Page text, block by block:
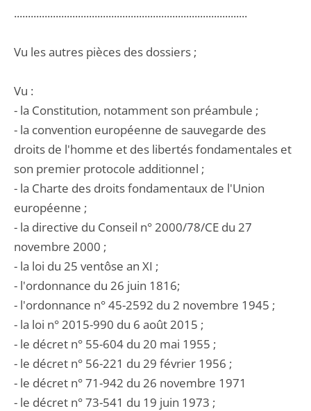
....................................................................................
Vu les autres pièces des dossiers ;
Vu :
- la Constitution, notamment son préambule ;
- la convention européenne de sauvegarde des
droits de l'homme et des libertés fondamentales et
son premier protocole additionnel ;
- la Charte des droits fondamentaux de l'Union
européenne ;
- la directive du Conseil n° 2000/78/CE du 27
novembre 2000 ;
- la loi du 25 ventôse an XI ;
- l'ordonnance du 26 juin 1816;
- l'ordonnance n° 45-2592 du 2 novembre 1945 ;
- la loi n° 2015-990 du 6 août 2015 ;
- le décret n° 55-604 du 20 mai 1955 ;
- le décret n° 56-221 du 29 février 1956 ;
- le décret n° 71-942 du 26 novembre 1971
- le décret n° 73-541 du 19 juin 1973 ;